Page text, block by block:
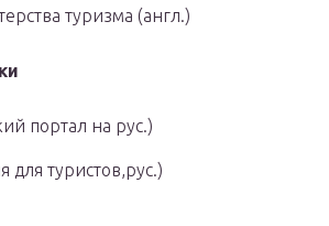
туризма (англ.)
портал на рус.)
туристов,рус.)